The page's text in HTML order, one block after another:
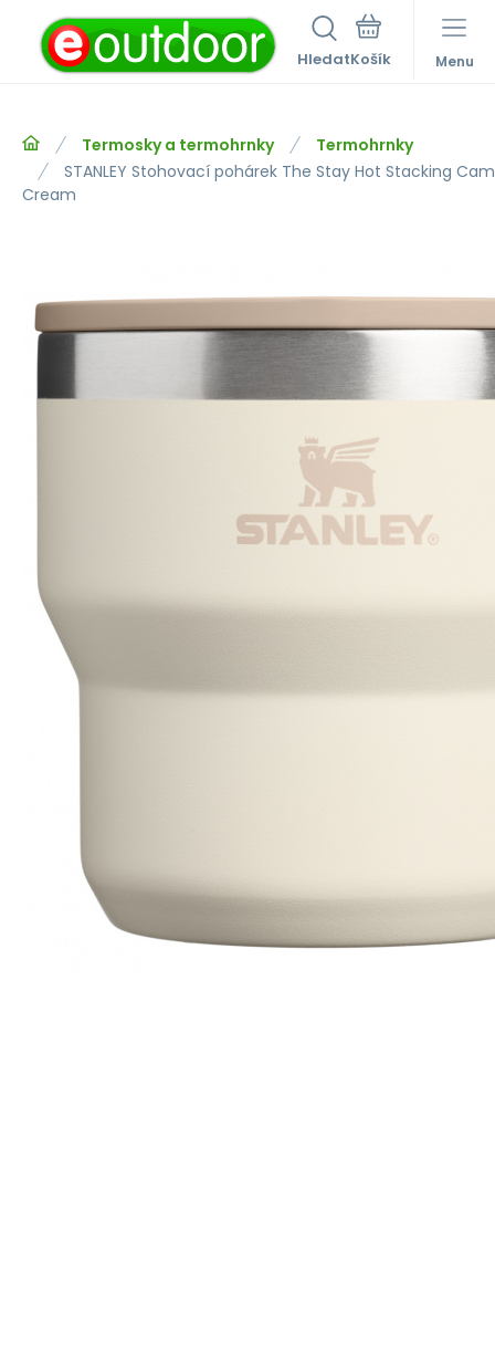
Hledat Menu
Termosky a termohrnky
Termohrnky
STANLEY Stohovací pohárek The Stay Hot Stacking
Cream